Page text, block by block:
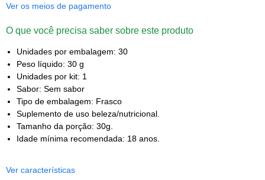
Ver os meios de pagamento
O que você precisa saber sobre este produto
Unidades por embalagem: 30
Peso líquido: 30 g
Unidades por kit: 1
Sabor: Sem sabor
Tipo de embalagem: Frasco
Suplemento de uso beleza/nutricional.
Tamanho da porção: 30g.
Idade mínima recomendada: 18 anos.
Ver características